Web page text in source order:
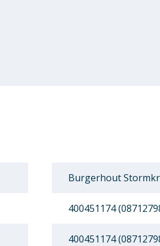
Burgerhout
400451174
400451174